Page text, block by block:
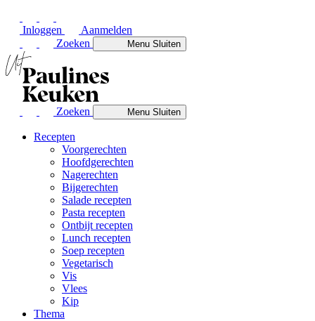
Inloggen
Aanmelden
Zoeken
MenuSluiten
Zoeken MenuSluiten
Recepten
Voorgerechten
Hoofdgerechten
Nagerechten
Bijgerechten
Salade recepten
Pasta recepten
Ontbijt recepten
Lunch recepten
Soep recepten
Vegetarisch
Vis
Vlees
Kip
Thema